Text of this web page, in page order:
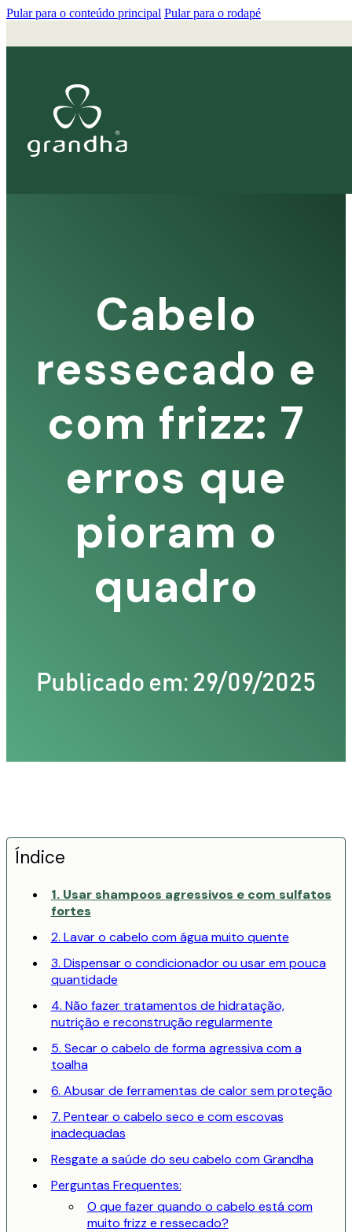
Pular para o conteúdo principal Pular para o rodapé
Cabelo
ressecado e
com frizz: 7
erros que
pioram o
quadro
Publicado em: 29/09/2025
Índice
1. Usar shampoos agressivos e com sulfatos
fortes
2. Lavar o cabelo com água muito quente
3. Dispensar o condicionador ou usar em pouca
quantidade
4. Não fazer tratamentos de hidratação,
nutrição e reconstrução regularmente
5. Secar o cabelo de forma agressiva com a
toalha
6. Abusar de ferramentas de calor sem proteção
7. Pentear o cabelo seco e com escovas
inadequadas
Resgate a saúde do seu cabelo com Grandha
Perguntas Frequentes:
O que fazer quando o cabelo está com
muito frizz e ressecado?